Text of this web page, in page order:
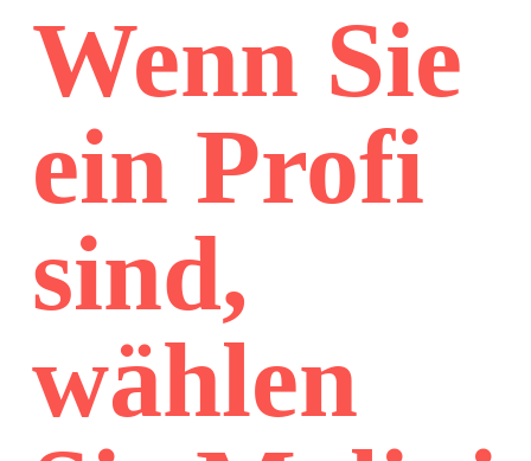
Wenn Sie
ein Profi
sind,
wählen